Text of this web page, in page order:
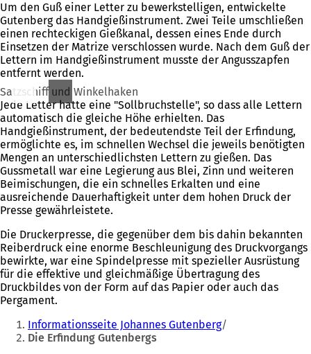
Um den Guß einer Letter zu bewerkstelligen, entwickelte
Gutenberg das Handgießinstrument. Zwei Teile umschließen
einen rechteckigen Gießkanal, dessen eines Ende durch
Einsetzen der Matrize verschlossen wurde. Nach dem Guß der
Lettern im Handgießinstrument musste der Angusszapfen
entfernt werden.
Satzschiff und Winkelhaken
Jede Letter hatte eine "Sollbruchstelle", so dass alle Lettern
automatisch die gleiche Höhe erhielten. Das
Handgießinstrument, der bedeutendste Teil der Erfindung,
ermöglichte es, im schnellen Wechsel die jeweils benötigten
Mengen an unterschiedlichsten Lettern zu gießen. Das
Gussmetall war eine Legierung aus Blei, Zinn und weiteren
Beimischungen, die ein schnelles Erkalten und eine
ausreichende Dauerhaftigkeit unter dem hohen Druck der
Presse gewährleistete.
Die Druckerpresse, die gegenüber dem bis dahin bekannten
Reiberdruck eine enorme Beschleunigung des Druckvorgangs
bewirkte, war eine Spindelpresse mit spezieller Ausrüstung
für die effektive und gleichmäßige Übertragung des
Druckbildes von der Form auf das Papier oder auch das
Pergament.
Sie
befinden
Informationsseite Johannes Gutenberg
Die Erfindung Gutenbergs